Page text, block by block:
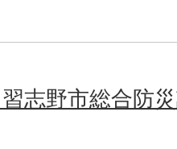
志野市総合防